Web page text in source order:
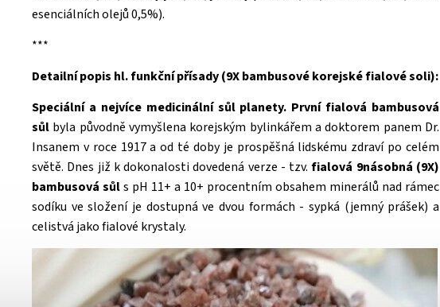
esenciálních olejů 0,5%).
***
Detailní popis hl. funkční přísady (9X bambusové korejské fialové soli):
Speciální a nejvíce medicinální sůl planety. První fialová bambusová
sůl byla původně vymyšlena korejským bylinkářem a doktorem panem Dr.
Insanem v roce 1917 a od té doby je prospěšná lidskému zdraví po celém
světě. Dnes již k dokonalosti dovedená verze - tzv.fialová 9násobná (9X)
bambusová sůls pH 11+ a 10+ procentním obsahem minerálů nad rámec
sodíku ve složení je dostupná ve dvou formách - sypká (jemný prášek) a
celistvá jako fialové krystaly.